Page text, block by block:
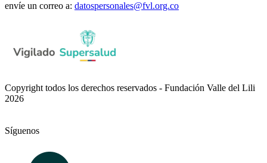
envíe un correo a: datospersonales@fvl.org.co
Copyright todos los derechos reservados - Fundación Valle del Lili
2026
Síguenos